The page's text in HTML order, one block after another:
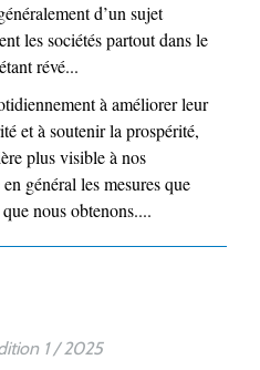
d’un sujet
les sociétés partout dans le
révé...
à améliorer leur
et à soutenir la prospérité,
plus visible à nos
général les mesures que
nous obtenons....
1 / 2025